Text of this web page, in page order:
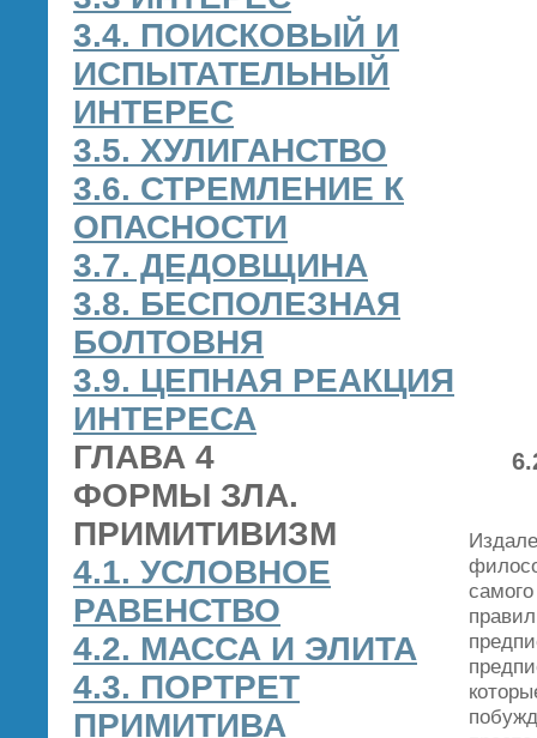
3.4. ПОИСКОВЫЙ И
ИСПЫТАТЕЛЬНЫЙ
ИНТЕРЕС
3.5. ХУЛИГАНСТВО
3.6. СТРЕМЛЕНИЕ К
ОПАСНОСТИ
3.7. ДЕДОВЩИНА
3.8. БЕСПОЛЕЗНАЯ
БОЛТОВНЯ
3.9. ЦЕПНАЯ РЕАКЦИЯ
ИНТЕРЕСА
ГЛАВА 4
ФОРМЫ ЗЛА.
ПРИМИТИВИЗМ
4.1. УСЛОВНОЕ
РАВЕНСТВО
4.2. МАССА И ЭЛИТА
4.3. ПОРТРЕТ
ПРИМИТИВА